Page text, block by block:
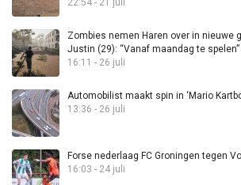
22:54 - 21 juli
Zombies nemen Haren over in nieuwe
Justin (29): “Vanaf maandag te spelen”
16:11 - 26 juli
Automobilist maakt spin in ‘Mario
13:36 - 26 juli
Forse nederlaag FC Groningen tegen
16:03 - 24 juli